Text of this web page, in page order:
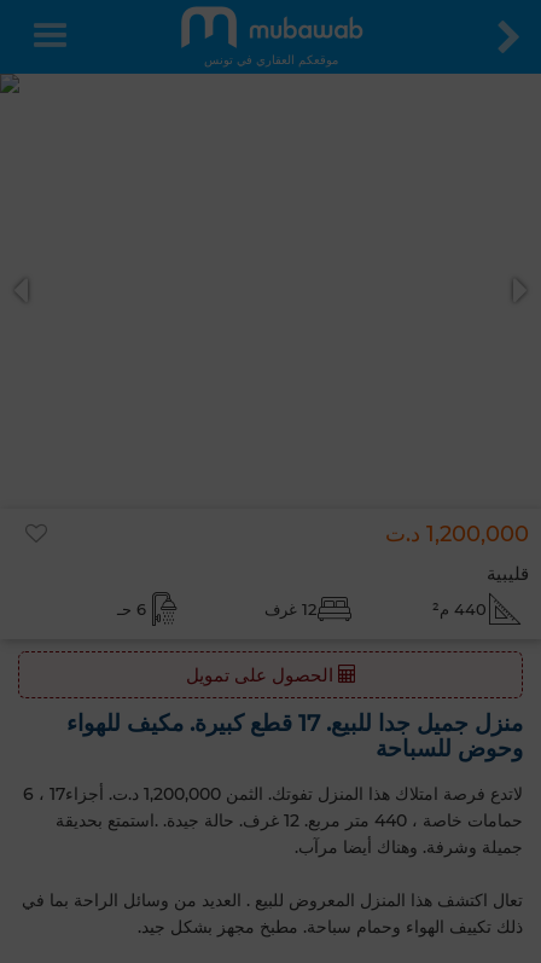
موقعكم العقاري في تونس
1,200,000 د.ت
قليبية
440 م² 12 غرف 6 حـ
الحصول على تمويل
منزل جميل جدا للبيع. 17 قطع كبيرة. مكيف للهواء
وحوض للسباحة
لاتدع فرصة امتلاك هذا المنزل تفوتك. الثمن 1,200,000 د.ت. أجزاء17 ، 6
حمامات خاصة ، 440 متر مربع. 12 غرف. حالة جيدة. .استمتع بحديقة
جميلة وشرفة. وهناك أيضا مرآب.
تعال اكتشف هذا المنزل المعروض للبيع . العديد من وسائل الراحة بما في
ذلك تكييف الهواء وحمام سباحة. مطبخ مجهز بشكل جيد.